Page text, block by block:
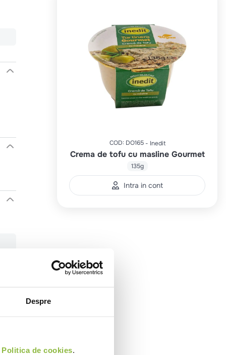
Despre
Politica de cookies.
COD: DO165 Inedit
Crema de tofu cu masline Gourmet
135g
Intra in cont